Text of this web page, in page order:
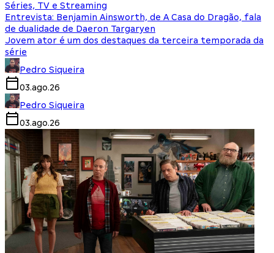
Séries, TV e Streaming
Entrevista: Benjamin Ainsworth, de A Casa do Dragão, fala
de dualidade de Daeron Targaryen
Jovem ator é um dos destaques da terceira temporada da
série
Pedro Siqueira
03.ago.26
Pedro Siqueira
03.ago.26